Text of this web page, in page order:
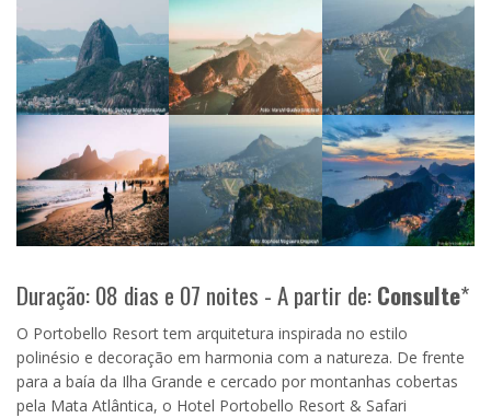
Duração: 08 dias e 07 noites - A partir de:Consulte*
O Portobello Resort tem arquitetura inspirada no estilo
polinésio e decoração em harmonia com a natureza. De frente
para a baía da Ilha Grande e cercado por montanhas cobertas
pela Mata Atlântica, o Hotel Portobello Resort & Safari